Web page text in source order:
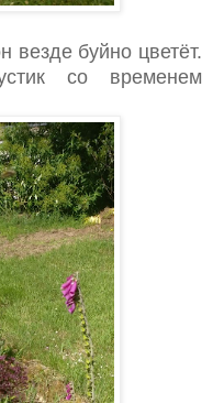
везде буйно цветёт.
со временем